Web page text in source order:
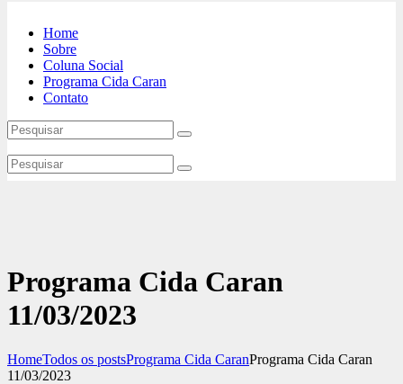
Home
Sobre
Coluna Social
Programa Cida Caran
Contato
Programa Cida Caran
11/03/2023
HomeTodos os postsPrograma Cida CaranPrograma Cida Caran
11/03/2023